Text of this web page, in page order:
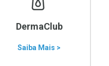
DermaClub
Saiba Mais >